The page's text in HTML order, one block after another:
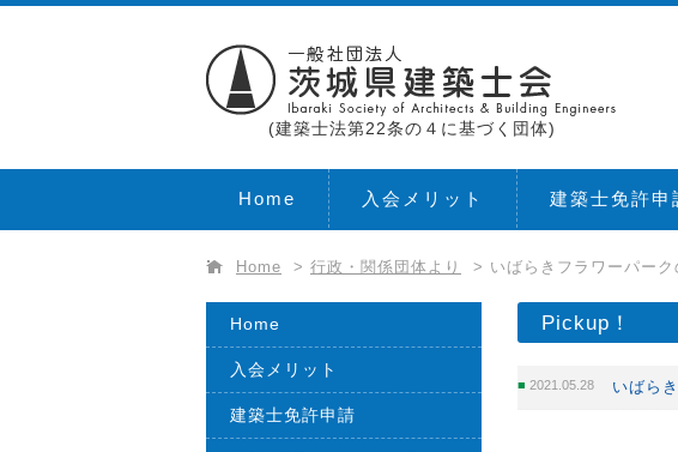
(建築士法第22条の４に基づく団体)
Home 入会メリット 建築士免許申
Home > 行政・関係団体より > いばらきフラワーパー
Pickup！
2021.05.28 いばら
Home
入会メリット
建築士免許申請